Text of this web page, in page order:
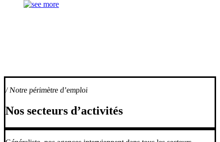
/ Notre périmètre d’emploi
Nos secteurs d’activités